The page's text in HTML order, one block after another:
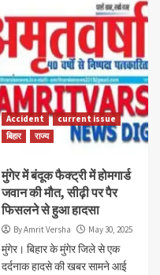
Accident
current issue
बिहार
राज्य
मुंगेर में बंदूक फैक्ट्री में होमगार्ड
जवान की मौत, सीढ़ी पर पैर
फिसलने से हुआ हादसा
By Amrit Versha May 30, 2025
मुंगेर। बिहार के मुंगेर जिले से एक
दर्दनाक हादसे की खबर सामने आई